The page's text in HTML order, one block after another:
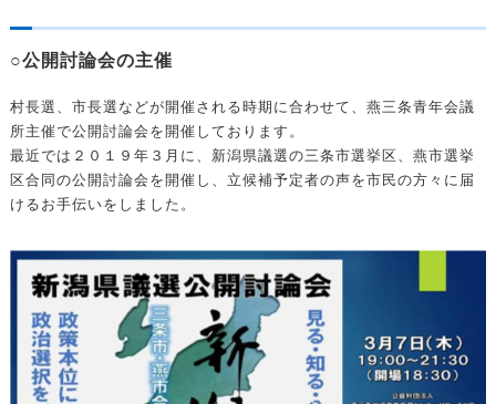
○公開討論会の主催
村長選、市長選などが開催される時期に合わせて、燕三条青年会議
所主催で公開討論会を開催しております。
最近では２０１９年３月に、新潟県議選の三条市選挙区、燕市選挙
区合同の公開討論会を開催し、立候補予定者の声を市民の方々に届
けるお手伝いをしました。